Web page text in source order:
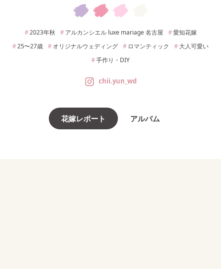
2023年秋 アルカンシエル luxe mariage 名古屋 愛知花嫁
25〜27歳 オリジナルウェディング ロマンティック
大人可愛い
手作り・DIY
chii.yun_wd
花嫁レポート アルバム